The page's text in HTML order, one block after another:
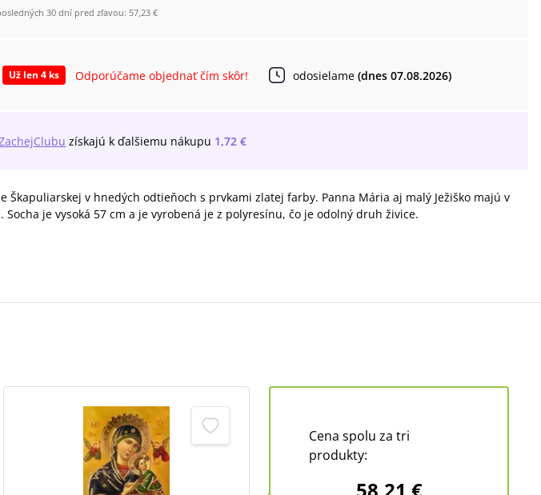
30 dní pred zľavou: 57,23 €
Už len 4 ks Odporúčame objednať čím skôr! odosielame(dnes 07.08.2026)
získajú k ďalšiemu nákupu 1,72 €
Škapuliarskej v hnedých odtieňoch s prvkami zlatej farby. Panna Mária aj malý Ježiško majú v
Socha je vysoká 57 cm a je vyrobená je z polyresínu, čo je odolný druh živice.
Cena spolu za tri
produkty: